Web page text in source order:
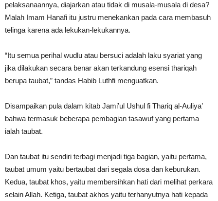
pelaksanaannya, diajarkan atau tidak di musala-musala di desa?
Malah Imam Hanafi itu justru menekankan pada cara membasuh
telinga karena ada lekukan-lekukannya.
“Itu semua perihal wudlu atau bersuci adalah laku syariat yang
jika dilakukan secara benar akan terkandung esensi thariqah
berupa taubat,” tandas Habib Luthfi menguatkan.
Disampaikan pula dalam kitab Jami’ul Ushul fi Thariq al-Auliya’
bahwa termasuk beberapa pembagian tasawuf yang pertama
ialah taubat.
Dan taubat itu sendiri terbagi menjadi tiga bagian, yaitu pertama,
taubat umum yaitu bertaubat dari segala dosa dan keburukan.
Kedua, taubat khos, yaitu membersihkan hati dari melihat perkara
selain Allah. Ketiga, taubat akhos yaitu terhanyutnya hati kepada